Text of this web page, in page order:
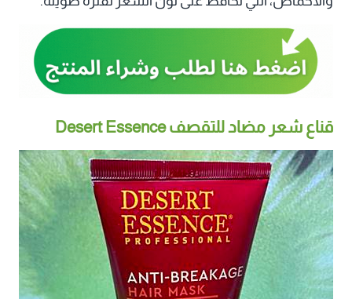
قناع شعر مضاد للتقصف Desert Essence‏